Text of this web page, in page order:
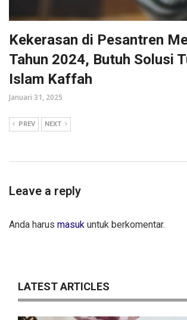
Kekerasan di Pesantren
Tahun 2024, Butuh Solusi
Islam Kaffah
Januari 31, 2025
PREV NEXT
Leave a reply
Anda harus masuk untuk berkomentar.
LATEST ARTICLES